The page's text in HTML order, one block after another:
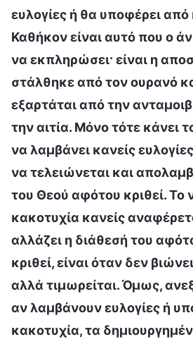
ευλογίες ή θα υποφέρει από
Καθήκον είναι αυτό που ο
να εκπληρώσει· είναι η
στάλθηκε από τον ουρανό
εξαρτάται από την
την αιτία. Μόνο τότε κάνει
να λαμβάνει κανείς
να τελειώνεται και
του Θεού αφότου κριθεί. Το
κακοτυχία κανείς
αλλάζει η διάθεσή του
κριθεί, είναι όταν δεν
αλλά τιμωρείται. Όμως,
αν λαμβάνουν ευλογίες ή
κακοτυχία, τα